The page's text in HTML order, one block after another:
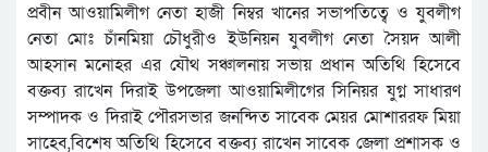
প্রবীন আওয়ামিলীগ নেতা হাজী নিম্বর খানের সভাপতিত্বে ও যুবলীগ
নেতা মোঃ চাঁনমিয়া চৌধুরীও ইউনিয়ন যুবলীগ নেতা সৈয়দ আলী
আহসান মনোহর এর যৌথ সঞ্চালনায় সভায় প্রধান অতিথি হিসেবে
বক্তব্য রাখেন দিরাই উপজেলা আওয়ামিলীগের সিনিয়র যুগ্ন সাধারণ
সম্পাদক ও দিরাই পৌরসভার জনন্দিত সাবেক মেয়র মোশাররফ মিয়া
সাহেব,বিশেষ অতিথি হিসেবে বক্তব্য রাখেন সাবেক জেলা প্রশাসক ও